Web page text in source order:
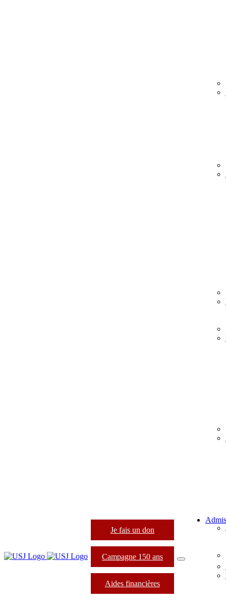
Je fais un don
Campagne 150 ans
Aides financières